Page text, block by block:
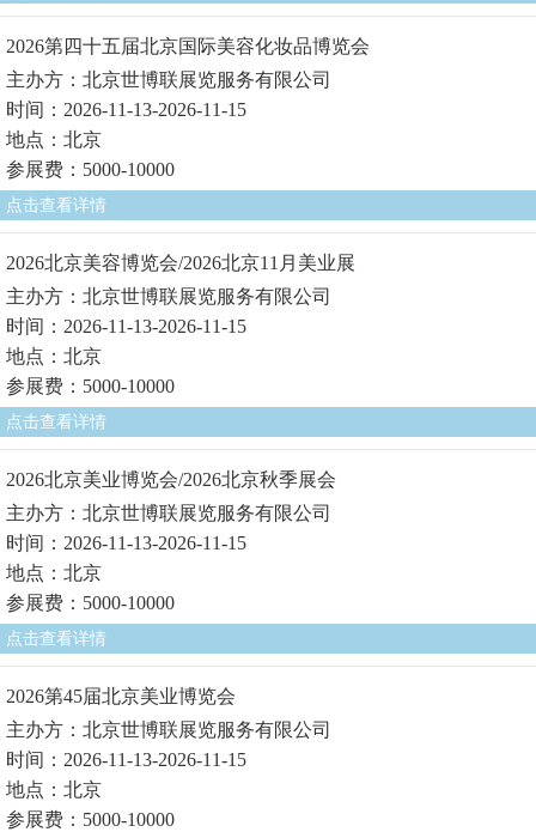
2026第四十五届北京国际美容化妆品博览会
主办方：北京世博联展览服务有限公司
时间：2026-11-13-2026-11-15
地点：北京
参展费：5000-10000
点击查看详情
2026北京美容博览会/2026北京11月美业展
主办方：北京世博联展览服务有限公司
时间：2026-11-13-2026-11-15
地点：北京
参展费：5000-10000
点击查看详情
2026北京美业博览会/2026北京秋季展会
主办方：北京世博联展览服务有限公司
时间：2026-11-13-2026-11-15
地点：北京
参展费：5000-10000
点击查看详情
2026第45届北京美业博览会
主办方：北京世博联展览服务有限公司
时间：2026-11-13-2026-11-15
地点：北京
参展费：5000-10000